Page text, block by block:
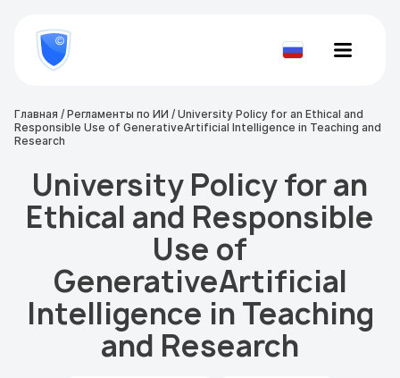
800
777-
81-Проверить
Главная / Регламенты по ИИ / University Policy for an Ethical and
Responsible Use of GenerativeArtificial Intelligence in Teaching and
Research
University Policy for an
Ethical and Responsible
Use of
GenerativeArtificial
Intelligence in Teaching
and Research